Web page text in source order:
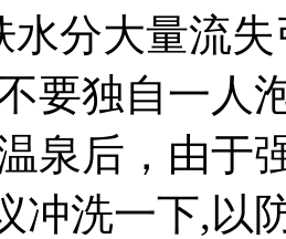
水分大量流
要独自一人
泉后，由于
冲洗一下,以